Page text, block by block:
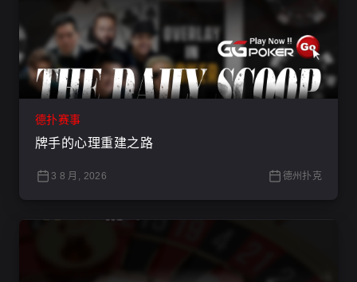
德扑赛事
牌手的心理重建之路
3 8 月, 2026 德州扑克